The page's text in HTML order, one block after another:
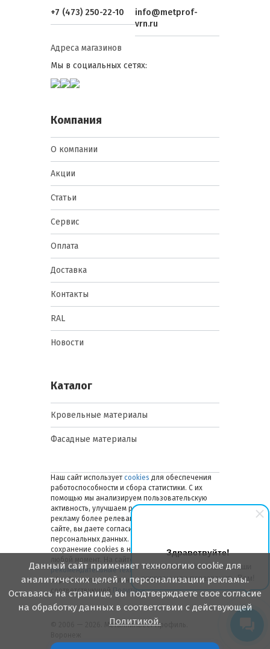
Здравствуйте!
Мы готовы ответить на Ваши
вопросы или перезвонить Вам!
+7 (473) 250-22-10
info@metprof-
vrn.ru
Адреса магазинов
Мы в социальных сетях:
Компания
О компании
Акции
Статьи
Сервис
Оплата
Доставка
Контакты
RAL
Новости
Каталог
Кровельные материалы
Фасадные материалы
Наш сайт использует cookies для обеспечения
работоспособности и сбора статистики. С их
помощью мы анализируем пользовательскую
активность, улучшаем работу сайта и делаем
рекламу более релевантной. Оставаясь на
сайте, вы даете согласие на обработку ваших
персональных данных. Вы можете отключить
сохранение cookies в настройках браузера в
любой момент. На сайте также применяются
рекомендательные технологии. Подробнее об
обработке персональных данных — в
соответствующей
Политике.
© 2006 — 2026. Металлинвест Профиль.
Данный сайт применяет технологию cookie для
аналитических целей и персонализации рекламы.
Оставаясь на странице, вы подтверждаете свое согласие
на обработку данных в соответствии с действующей
Политикой.